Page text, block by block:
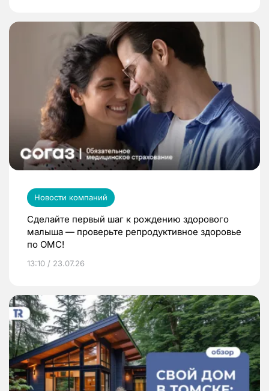
Новости компаний
Сделайте первый шаг к рождению здорового
малыша — проверьте репродуктивное здоровье
по ОМС!
13:10 / 23.07.26